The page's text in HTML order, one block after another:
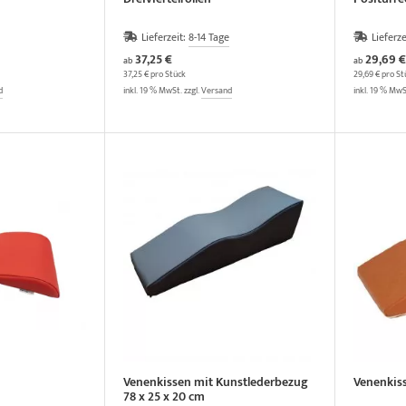
Lieferzeit:8-14 Tage
ab 37,25 €
37,25 € pro Stück
inkl. 19 % MwSt. zzgl.Versand
ab29,69 €
29,69 € pro
inkl. 19 %
Venenkissen mit Kunstlederbezug
78 x 25 x 20 cm